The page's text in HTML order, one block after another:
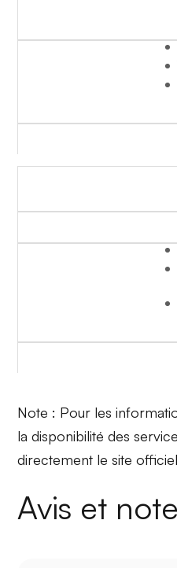
Note : Pour les
la disponibilité des
directement le site
Avis et